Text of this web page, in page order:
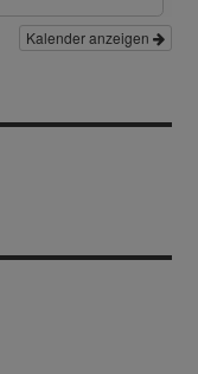
Kalender anzeigen